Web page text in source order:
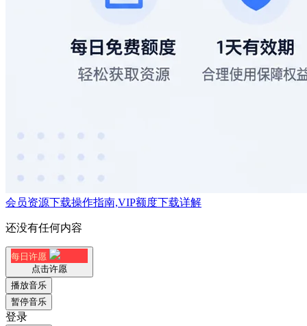
会员资源下载操作指南,VIP额度下载详解
还没有任何内容
每日许愿
点击许愿
播放音乐
暂停音乐
登录